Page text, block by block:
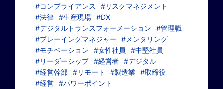
#コンプライアンス
#リスクマネジメント
#法律 #生産現場 #DX
#デジタルトランスフォーメーション
#管理職
#プレーイングマネジャー
#メンタリング
#モチベーション
#女性社員
#中堅社員
#リーダーシップ #経営者 #デジタル
#経営幹部 #リモート #製造業 #取締役
#経営 #パワーポイント